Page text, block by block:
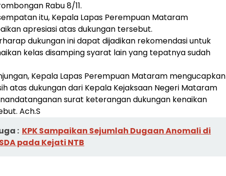
Rabu 8/11.
itu, Kepala Lapas Perempuan Mataram
apresiasi atas dukungan tersebut.
dukungan ini dapat dijadikan rekomendasi untuk
kelas disamping syarat lain yang tepatnya sudah
Kepala Lapas Perempuan Mataram mengucapkan
atas dukungan dari Kepala Kejaksaan Negeri Mataram
surat keterangan dukungan kenaikan
Ach.S
: KPK Sampaikan Sejumlah Dugaan Anomali di
pada Kejati NTB